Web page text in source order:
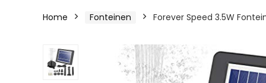
Home Fonteinen Forever Speed 3.5W